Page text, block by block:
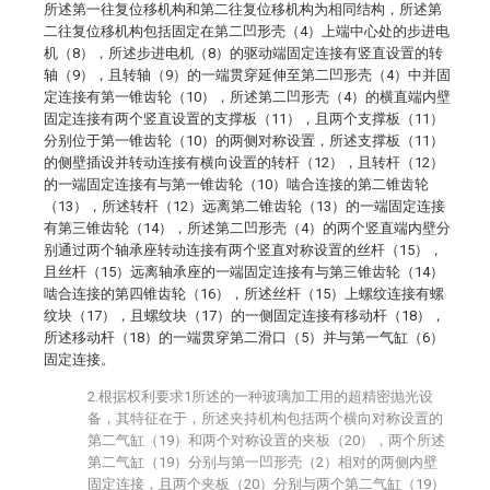
所述第一往复位移机构和第二往复位移机构为相同结构，所述第
二往复位移机构包括固定在第二凹形壳（4）上端中心处的步进电
机（8），所述步进电机（8）的驱动端固定连接有竖直设置的转
轴（9），且转轴（9）的一端贯穿延伸至第二凹形壳（4）中并固
定连接有第一锥齿轮（10），所述第二凹形壳（4）的横直端内壁
固定连接有两个竖直设置的支撑板（11），且两个支撑板（11）
分别位于第一锥齿轮（10）的两侧对称设置，所述支撑板（11）
的侧壁插设并转动连接有横向设置的转杆（12），且转杆（12）
的一端固定连接有与第一锥齿轮（10）啮合连接的第二锥齿轮
（13），所述转杆（12）远离第二锥齿轮（13）的一端固定连接
有第三锥齿轮（14），所述第二凹形壳（4）的两个竖直端内壁分
别通过两个轴承座转动连接有两个竖直对称设置的丝杆（15），
且丝杆（15）远离轴承座的一端固定连接有与第三锥齿轮（14）
啮合连接的第四锥齿轮（16），所述丝杆（15）上螺纹连接有螺
纹块（17），且螺纹块（17）的一侧固定连接有移动杆（18），
所述移动杆（18）的一端贯穿第二滑口（5）并与第一气缸（6）
固定连接。
2.根据权利要求1所述的一种玻璃加工用的超精密抛光设
备，其特征在于，所述夹持机构包括两个横向对称设置的
第二气缸（19）和两个对称设置的夹板（20），两个所述
第二气缸（19）分别与第一凹形壳（2）相对的两侧内壁
固定连接，且两个夹板（20）分别与两个第二气缸（19）